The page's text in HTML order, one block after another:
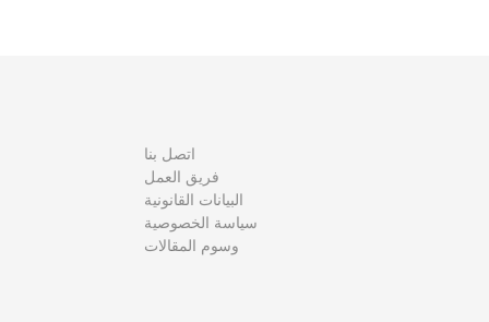
اتصل بنا
فريق العمل
البيانات القانونية
سياسة الخصوصية
وسوم المقالات